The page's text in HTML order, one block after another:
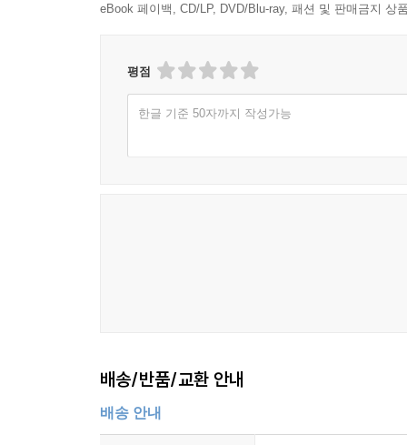
eBook 페이백, CD/LP, DVD/Blu-ray, 패션 및 판매금지 상
평점
한글 기준 50자까지 작성가능
배송/반품/교환 안내
배송 안내